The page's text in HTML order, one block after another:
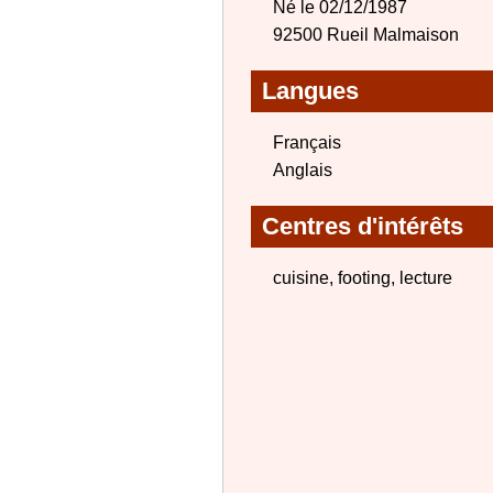
Né le 02/12/1987
92500 Rueil Malmaison
Langues
Français
Anglais
Centres d'intérêts
cuisine, footing, lecture